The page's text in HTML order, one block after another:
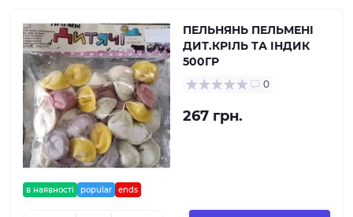
в наявності popular ends
ПЕЛЬНЯНЬ ПЕЛЬМЕНІ
ДИТ.КРІЛЬ ТА ІНДИК
500ГР
0
267 грн.